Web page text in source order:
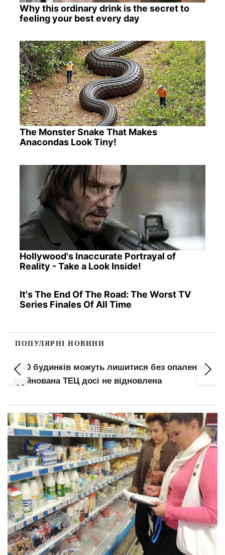
Why this ordinary drink is the secret to
feeling your best every day
The Monster Snake That Makes
Anacondas Look Tiny!
Hollywood's Inaccurate Portrayal of
Reality - Take a Look Inside!
It's The End Of The Road: The Worst TV
Series Finales Of All Time
ПОПУЛЯРНІ НОВИНИ
1100 будинків можуть лишитися без опалення:
зруйнована ТЕЦ досі не відновлена